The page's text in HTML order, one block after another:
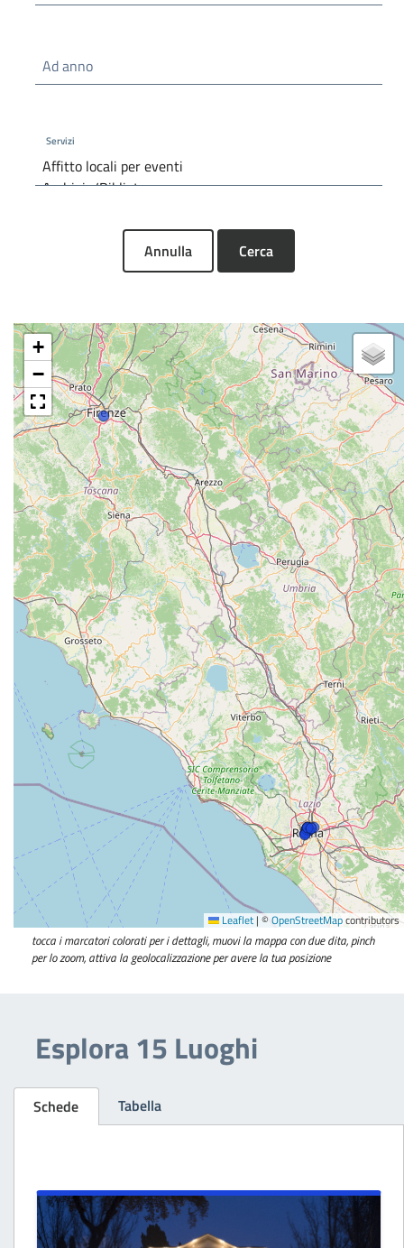
Ad anno
Servizi
Annulla Cerca
+
−
Leaflet | © OpenStreetMapcontributors
tocca i marcatori colorati per i dettagli, muovi la mappa con due dita, pinch
per lo zoom, attiva la geolocalizzazione per avere la tua posizione
Esplora 15 Luoghi
Schede Tabella